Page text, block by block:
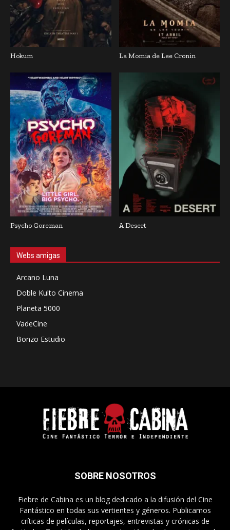
Hokum La Momia de Lee Cronin
Psycho Goreman A Desert
Webs amigas
Arcano Luna
Doble Kulto Cinema
Planeta 5000
VadeCine
Bonzo Estudio
SOBRE NOSOTROS
Fiebre de Cabina es un blog dedicado a la difusión del Cine
Fantástico en todas sus vertientes y géneros. Publicamos
críticas de películas, reportajes, entrevistas y crónicas de